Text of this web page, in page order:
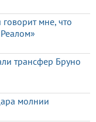
мне, что
трансфер Бруно
молнии